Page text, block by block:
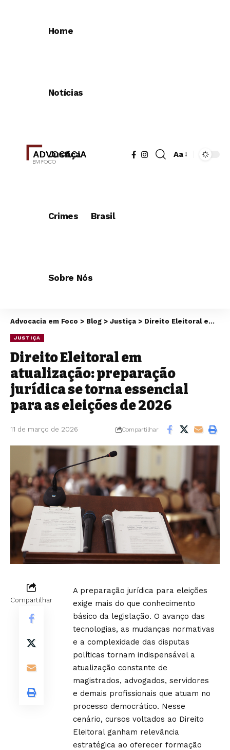
Home
Notícias
Justiça
Crimes Brasil
Sobre Nós
Aa
Advocacia em Foco > Blog > Justiça > Direito Eleitoral em atualização: preparação jurídica se torna essencial para as eleições de 2026
JUSTIÇA
Direito Eleitoral em
atualização: preparação
jurídica se torna essencial
para as eleições de 2026
11 de março de 2026 Compartilhar
Compartilhar
A preparação jurídica para eleições
exige mais do que conhecimento
básico da legislação. O avanço das
tecnologias, as mudanças normativas
e a complexidade das disputas
políticas tornam indispensável a
atualização constante de
magistrados, advogados, servidores
e demais profissionais que atuam no
processo democrático. Nesse
cenário, cursos voltados ao Direito
Eleitoral ganham relevância
estratégica ao oferecer formação